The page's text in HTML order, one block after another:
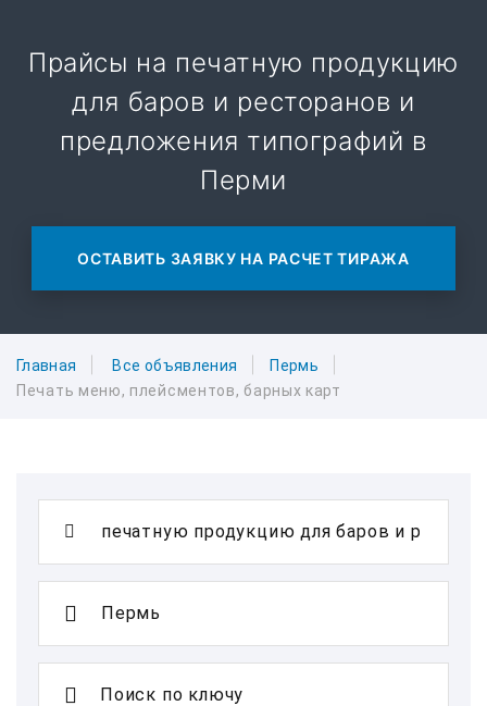
Прайсы на печатную продукцию
для баров и ресторанов и
предложения типографий в
Перми
ОСТАВИТЬ ЗАЯВКУ НА РАСЧЕТ ТИРАЖА
Главная Все объявления
Пермь
Печать меню, плейсментов, барных карт
Поиск по ключу